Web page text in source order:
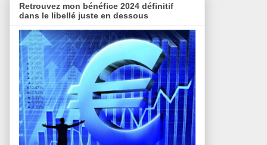
Retrouvez mon bénéfice 2024 définitif
dans le libellé juste en dessous